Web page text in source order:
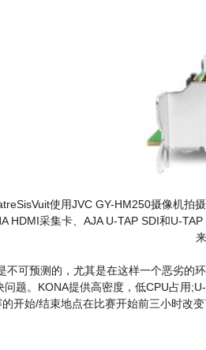
使用JVC GY-HM250摄像机拍
HDMI采集卡、AJA U-TAP SDI和U-
不可预测的，尤其是在这样一个恶劣的
问题。KONA提供高密度，低CPU占用
开始/结束地点在比赛开始前三小时改